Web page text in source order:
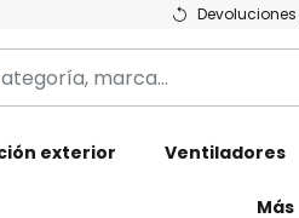
exterior Ventiladores
Más